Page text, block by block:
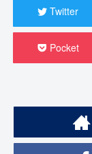
Twitter
Pocket